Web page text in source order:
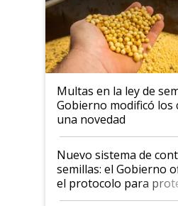
Multas en la ley de
Gobierno modificó los
una novedad
Nuevo sistema de
semillas: el Gobierno
el protocolo para
propiedad intelectual